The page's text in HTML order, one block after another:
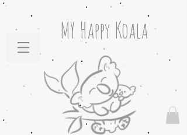
MY Happy Koala